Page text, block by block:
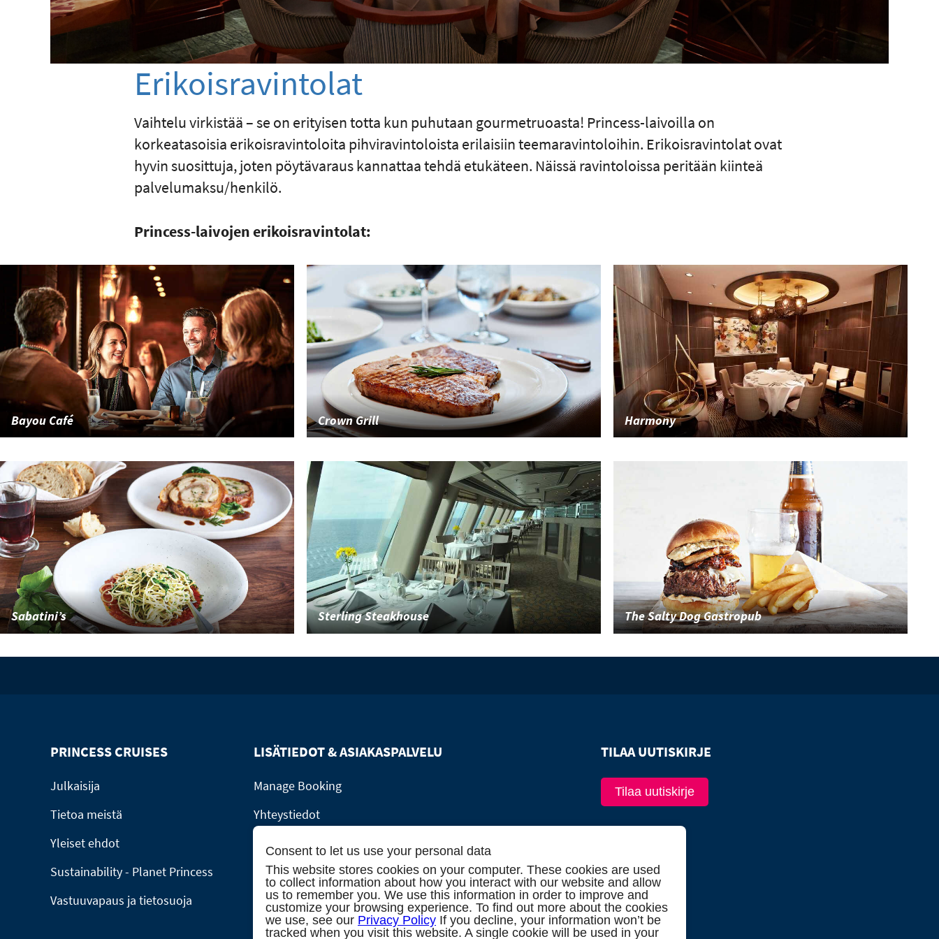
Erikoisravintolat
Vaihtelu virkistää – se on erityisen totta kun puhutaan gourmetruoasta! Princess-laivoilla on
korkeatasoisia erikoisravintoloita pihviravintoloista erilaisiin teemaravintoloihin. Erikoisravintolat ovat
hyvin suosittuja, joten pöytävaraus kannattaa tehdä etukäteen. Näissä ravintoloissa peritään kiinteä
palvelumaksu/henkilö.
Princess-laivojen erikoisravintolat:
Bayou Café Crown Grill Harmony
Sabatini’s Sterling Steakhouse The Salty Dog Gastropub
PRINCESS CRUISES
Julkaisija
Tietoa meistä
Yleiset ehdot
Sustainability - Planet Princess
Vastuuvapaus ja tietosuoja
LISÄTIEDOT & ASIAKASPALVELU
Manage Booking
Yhteystiedot
Soita minulle!
Ryhmävaraukset (16 hlöä / 8 hyttiä)
TILAA UUTISKIRJE
Tilaa uutiskirje
Consent to let us use your personal data
This website stores cookies on your computer. These cookies are used
to collect information about how you interact with our website and allow
us to remember you. We use this information in order to improve and
customize your browsing experience. To find out more about the cookies
we use, see our Privacy Policy If you decline, your information won’t be
tracked when you visit this website. A single cookie will be used in your